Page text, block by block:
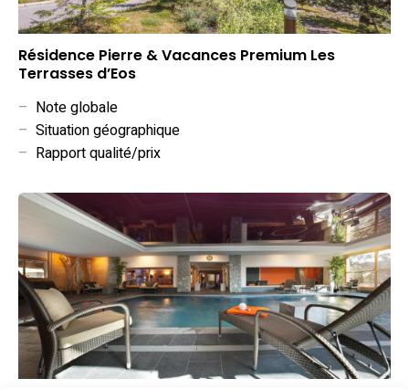
Résidence Pierre & Vacances Premium Les
Terrasses d’Eos
– Note globale
– Situation géographique
– Rapport qualité/prix